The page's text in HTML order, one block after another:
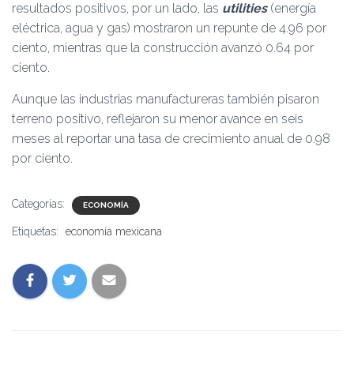
resultados positivos, por un lado, las utilities (energía
eléctrica, agua y gas) mostraron un repunte de 4.96 por
ciento, mientras que la construcción avanzó 0.64 por
ciento.
Aunque las industrias manufactureras también pisaron
terreno positivo, reflejaron su menor avance en seis
meses al reportar una tasa de crecimiento anual de 0.98
por ciento.
Categorías: ECONOMÍA
Etiquetas: economía mexicana